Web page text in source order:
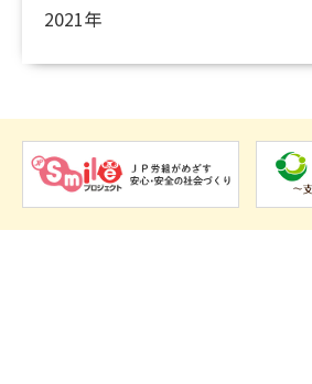
2021年